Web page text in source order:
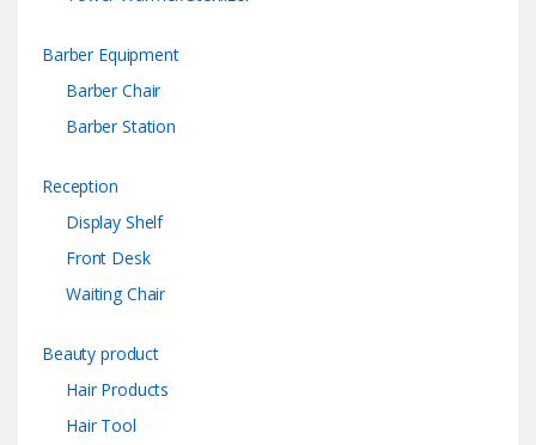
Barber Equipment
Barber Chair
Barber Station
Reception
Display Shelf
Front Desk
Waiting Chair
Beauty product
Hair Products
Hair Tool